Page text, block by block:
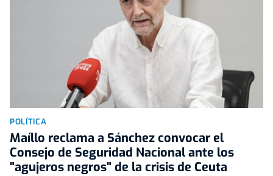
POLÍTICA
Maíllo reclama a Sánchez convocar el
Consejo de Seguridad Nacional ante los
"agujeros negros" de la crisis de Ceuta